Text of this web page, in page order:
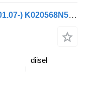
Andur Knorr-Bremse TGX 26.480 (01.07-) K020568N50 tüübi jaoks veoauto MAN TGL, TGM, TGS, TGX (2005-2021)
diisel